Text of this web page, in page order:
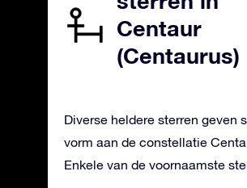
Centaur
(Centaurus)
Diverse heldere sterren geven
vorm aan de constellatie
Enkele van de voornaamste